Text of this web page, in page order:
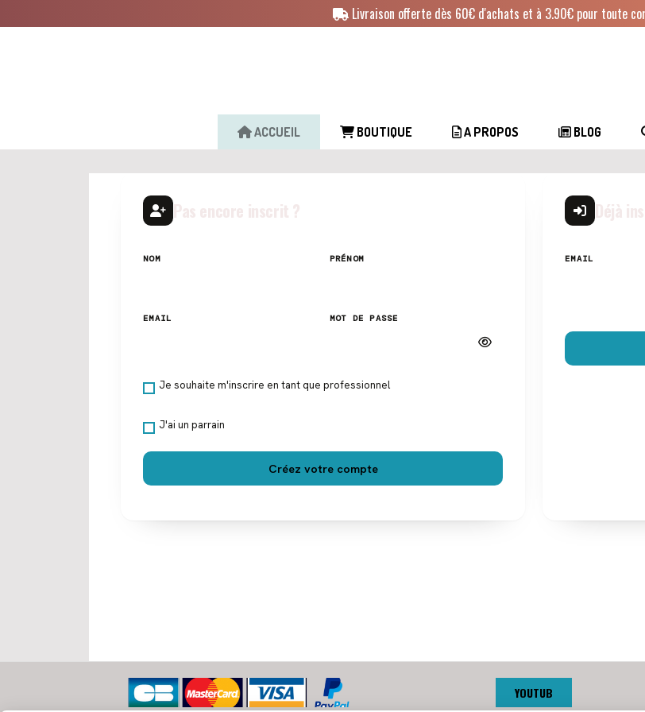
Livraison offerte dès 60€ d'achats et à 3.90€ pour toute
ACCUEIL BOUTIQUE A PROPOS BLOG
NOM PRÉNOM
EMAIL MOT DE PASSE
Je souhaite m'inscrire en tant que professionnel
J'ai un parrain
Créez votre compte
EMAIL
YOUTUB